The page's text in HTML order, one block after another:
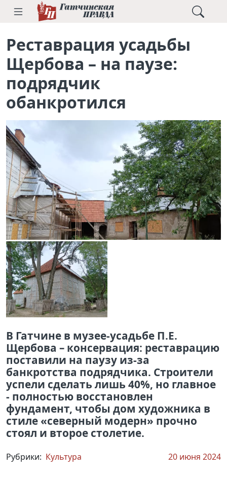
Реставрация усадьбы
Щербова – на паузе:
подрядчик
обанкротился
В Гатчине в музее-усадьбе П.Е.
Щербова – консервация: реставрацию
поставили на паузу из-за
банкротства подрядчика. Строители
успели сделать лишь 40%, но главное
- полностью восстановлен
фундамент, чтобы дом художника в
стиле «северный модерн» прочно
стоял и второе столетие.
Рубрики: Культура 20 июня 2024